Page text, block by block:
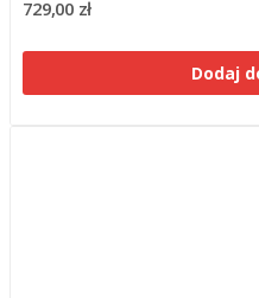
729,00 zł
Dodaj